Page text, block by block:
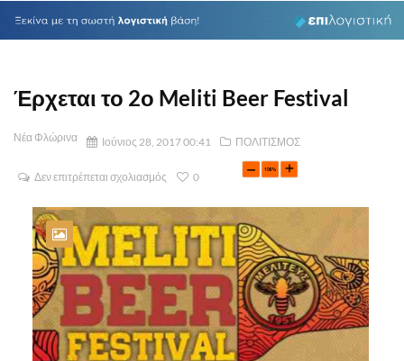
Έρχεται το 2ο Meliti Beer Festival
Νέα Φλώρινα Ιούνιος 28, 2017 00:41 ΠΟΛΙΤΙΣΜΟΣ
Δεν επιτρέπεται σχολιασμός 0